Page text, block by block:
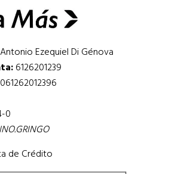
Ezequiel Di Génova
6126201239
0
de Crédito